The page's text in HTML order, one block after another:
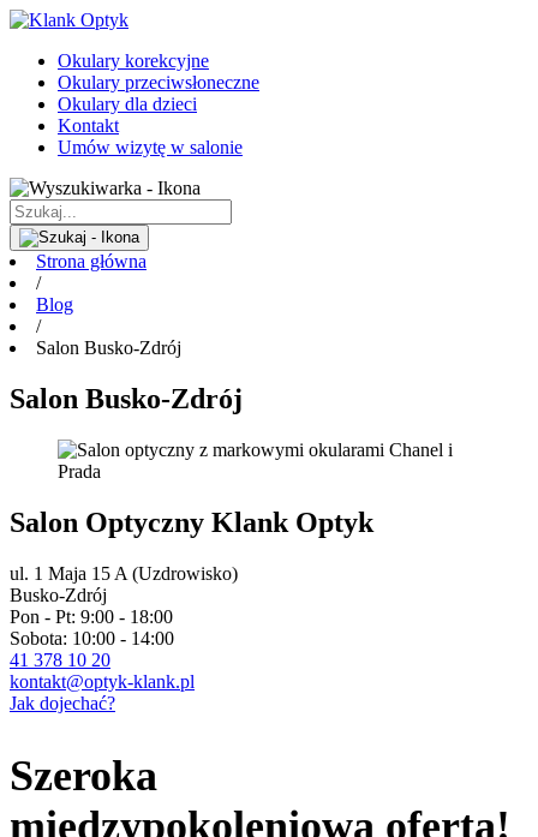
Okulary korekcyjne
Okulary przeciwsłoneczne
Okulary dla dzieci
Kontakt
Umów wizytę w salonie
Strona główna
/
Blog
/
Salon Busko-Zdrój
Salon Busko-Zdrój
Salon Optyczny Klank Optyk
ul. 1 Maja 15 A (Uzdrowisko)
Busko-Zdrój
Pon - Pt: 9:00 - 18:00
Sobota: 10:00 - 14:00
41 378 10 20
kontakt@optyk-klank.pl
Jak dojechać?
Szeroka
międzypokoleniowa oferta!